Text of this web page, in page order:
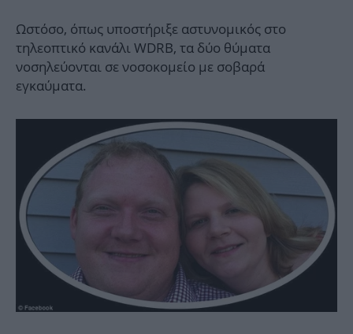
Ωστόσο, όπως υποστήριξε αστυνομικός στο
τηλεοπτικό κανάλι WDRB, τα δύο θύματα
νοσηλεύονται σε νοσοκομείο με σοβαρά
εγκαύματα.